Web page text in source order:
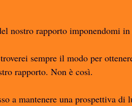
nostro rapporto imponendomi
sempre il modo per
rapporto. Non è così.
a mantenere una prospettiva di